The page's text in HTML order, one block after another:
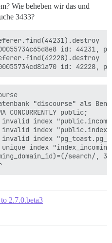
Wie beheben wir das und
3433?
id: 44231,
"discourse" als
CONCURRENTLY public;
invalid index
invalid index
invalid index
index
search/,
2.7.0.beta3